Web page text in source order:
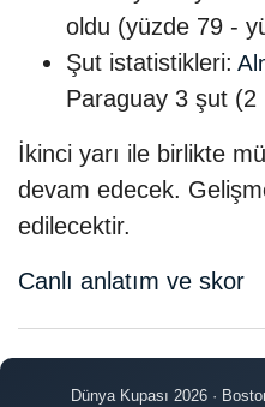
oldu (yüzde 79 -
Şut istatistikleri:
Paraguay 3 şut (2
İkinci yarı ile birlikte
devam edecek.
edilecektir.
Canlı anlatım ve skor
Dünya Kupası 2026 ·